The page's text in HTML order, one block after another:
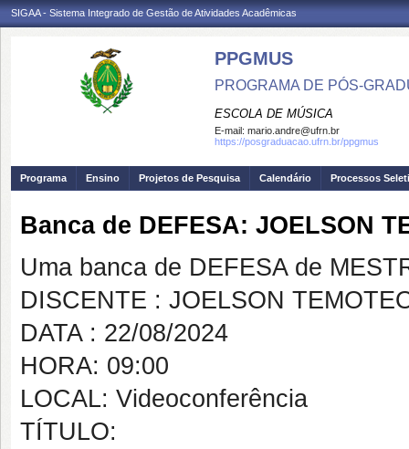
SIGAA - Sistema Integrado de Gestão de Atividades Acadêmicas
PPGMUS
PROGRAMA DE PÓS-
ESCOLA DE MÚSICA
E-mail: mario.andre@ufrn.br
https://posgraduacao.ufrn.br/ppgmus
Programa Ensino Projetos de Pesquisa Calendário Processos
Banca de DEFESA: JOELSON
Uma banca de DEFESA de
DISCENTE : JOELSON
DATA : 22/08/2024
HORA: 09:00
LOCAL: Videoconferência
TÍTULO: